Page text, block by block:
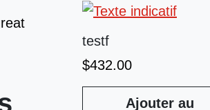
testf
$432.00
Ajouter au